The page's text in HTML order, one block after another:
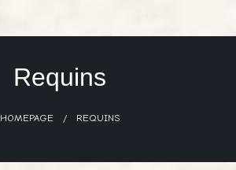
Requins
HOMEPAGE REQUINS